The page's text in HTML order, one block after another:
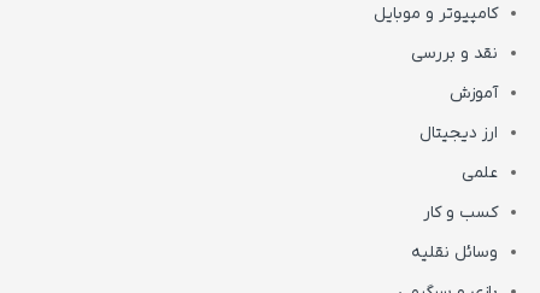
کامپیوتر و موبایل
نقد و بررسی
آموزش
ارز دیجیتال
علمی
کسب و کار
وسائل نقلیه